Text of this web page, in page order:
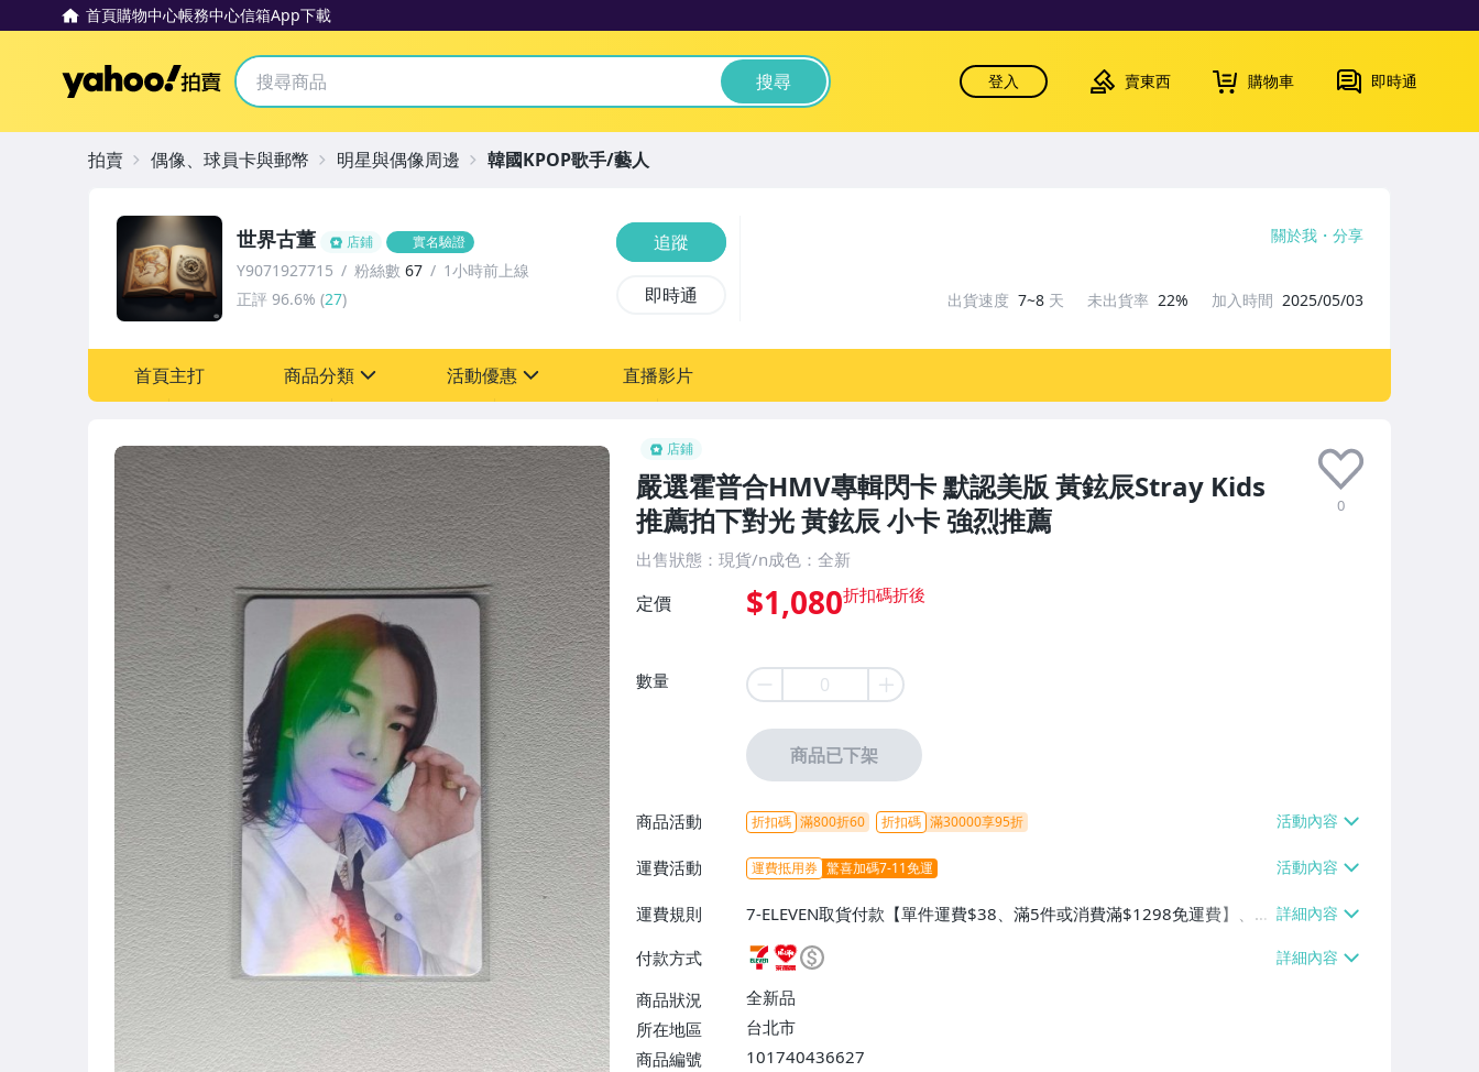
首頁購物中心帳務中心信箱App下載
Yahoo拍賣 搜尋 登入 賣東西 購物車 即時通
店鋪
嚴選霍普合HMV專輯閃卡 默認美版 黃鉉辰Stray Kids
推薦拍下對光 黃鉉辰 小卡 強烈推薦
0
出售狀態：現貨/n成色：全新
定價 $1,080
數量
商品已下架
商品活動 折扣碼 滿800折60 折扣碼 滿30000享95折
運費活動 運費抵用券 驚喜加碼7-11免運
運費規則
7-ELEVEN取貨付款【單件運費$38、滿5件或消費滿$1298免運費】、7-
ELEVEN取貨不付款【免運費】、萊爾富取貨付款【單件運費$60、滿5件
或消費滿$1298免運費】、宅配/貨運【單件運費$120、滿5件或消費滿
$1598免運費】
付款方式
商品狀況
全新品
所在地區
台北市
商品編號
101740436627
世界古董 店鋪 實名驗證
Y9071927715 粉絲數 67
1小時前上線
正評 96.6% (27)
追蹤
即時通
關於我 分享
出貨速度 7~8 天 未出貨率 22% 加入時間 2025/05/03
首頁主打 商品分類 活動優惠
[全店] 周年慶
直播影片
拍賣 偶像、球員卡與郵幣 明星與偶像周邊 韓國KPOP歌手/藝人